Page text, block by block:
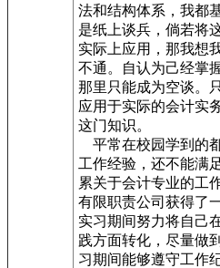
法和结构体系，我都
是纸上谈兵，倘若将
实际上应用，那我想
不通。自认为己经掌
那里只能成为空谈。
应用于实际的会计实
这门知识。
平常在校园学到的
工作经验，还不能满
累关于会计专业的工
有限职责公司获得了
实习期间努力将自己
践方面转化，尽量做
习期间能够遵守工作